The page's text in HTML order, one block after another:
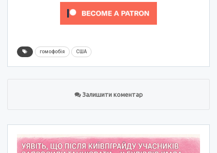
гомофобія США
Залишити коментар